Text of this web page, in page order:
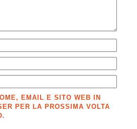
EMAIL E SITO WEB IN
PER LA PROSSIMA VOLTA